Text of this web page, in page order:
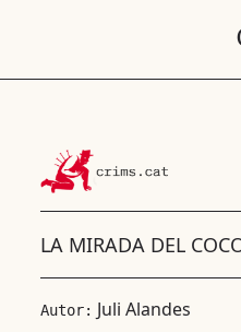
LA MIRADA DEL
Autor: Juli Alandes